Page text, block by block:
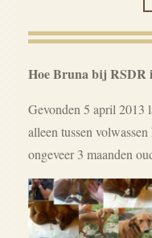
Hoe Bruna bij RSDR
Gevonden 5 april 2013
alleen tussen
ongeveer 3 maanden